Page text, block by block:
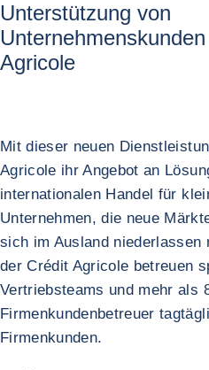
Unterstützung von
Agricole
Mit dieser neuen
Agricole ihr Angebot an
internationalen Handel für
Unternehmen, die neue
sich im Ausland niederlassen
der Crédit Agricole betreuen
Vertriebsteams und mehr als
Firmenkundenbetreuer
Firmenkunden.